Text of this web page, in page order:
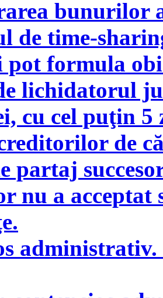
bunurilor
de time-
pot formula
lichidatorul
cu cel puţin
de
partaj
nu a acceptat